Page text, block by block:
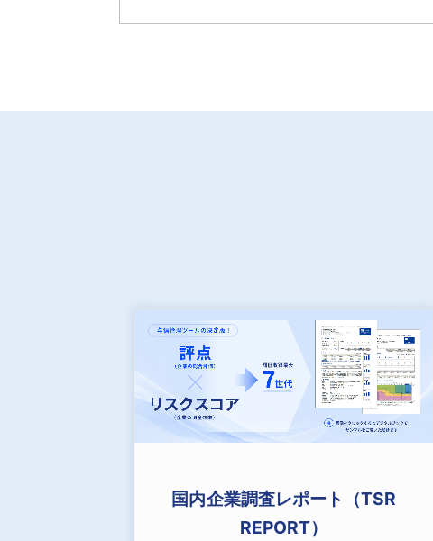
国内企業調査レポート（TSR
REPORT）